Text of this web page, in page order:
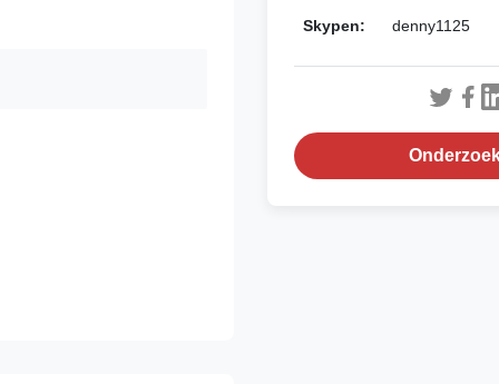
Skypen: denny1125